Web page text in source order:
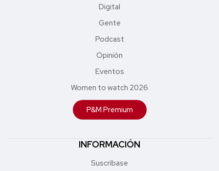
Digital
Gente
Podcast
Opinión
Eventos
Women to watch 2026
P&M Premium
INFORMACIÓN
Suscríbase